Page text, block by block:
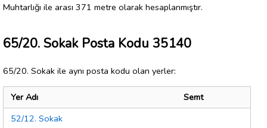
Muhtarlığı ile arası 371 metre olarak hesaplanmıştır.
65/20. Sokak Posta Kodu 35140
65/20. Sokak ile aynı posta kodu olan yerler:
Yer Adı
Semt
52/12. Sokak